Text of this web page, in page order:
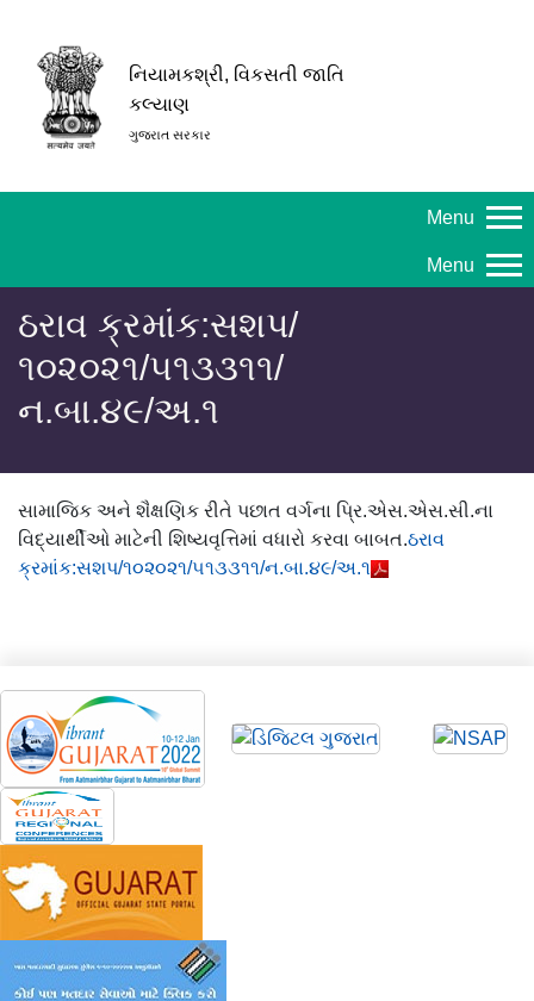
નિયામકશ્રી, વિકસતી જાતિ
કલ્યાણ
ગુજરાત સરકાર
Menu
Menu
ઠરાવ ક્રમાંક:સશપ/
૧૦૨૦૨૧/૫૧૩૩૧૧/
ન.બા.૪૯/અ.૧
સામાજિક અને શૈક્ષણિક રીતે પછાત વર્ગના પ્રિ.એસ.એસ.સી.ના
વિદ્યાર્થીઓ માટેની શિષ્યવૃત્તિમાં વધારો કરવા બાબત.ઠરાવ
ક્રમાંક:સશપ/૧૦૨૦૨૧/૫૧૩૩૧૧/ન.બા.૪૯/અ.૧